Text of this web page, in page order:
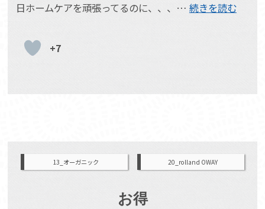
日ホームケアを頑張ってるのに、、、… 続きを読む
+7
13_オーガニック 20_rolland OWAY
お得